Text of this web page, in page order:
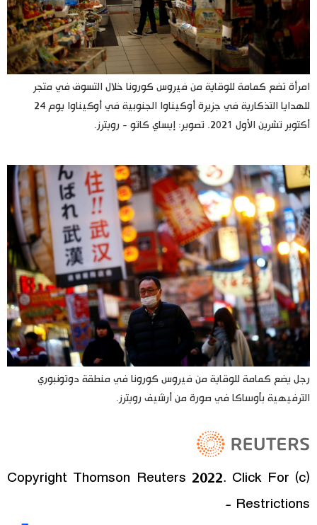
امرأة تضع كمامة للوقاية من فيروس كورونا خلال التسوق في متجر
للهدايا التذكارية في جزيرة أوكيناوا الجنوبية في أوكيناوا يوم 24
أكتوبر تشرين الأول 2021. تصوير: إيساي كاتو - رويترز.
رجل يضع كمامة للوقاية من فيروس كورونا في منطقة دوتونبوري
الترفيهية بأوساكا في صورة من أرشيف رويترز.
(c) Copyright Thomson Reuters 2022. Click For
Restrictions -